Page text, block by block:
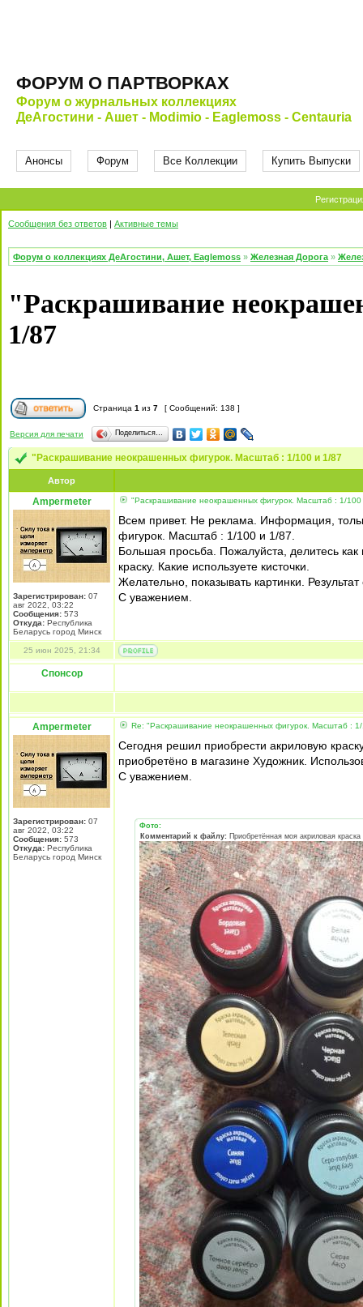
ФОРУМ О ПАРТВОРКАХ
Форум о журнальных коллекциях
ДеАгостини - Ашет - Modimio - Eaglemoss - Centauria
Анонсы Форум Все Коллекции Купить Выпуски
Сообщения без ответов | Активные темы
Форум о коллекциях ДеАгостини, Ашет, Eaglemoss » Железная Дорога »
"Раскрашивание
1/87
Страница 1 из 7 [ Сообщений: 138 ]
Версия для печати Поделиться…
"Раскрашивание неокрашенных фигурок. Масштаб : 1/100 и 1/87
Автор
Ampermeter
Зарегистрирован: 07
авг 2022, 03:22
Сообщения: 573
Откуда: Республика
Беларусь город Минск
"Раскрашивание неокрашенных фигурок. Масштаб : 1/
Всем привет. Не реклама. Информация,
фигурок. Масштаб : 1/100 и 1/87.
Большая просьба. Пожалуйста, делитесь
краску. Какие используете кисточки.
Желательно, показывать картинки. Результат
С уважением.
25 июн 2025, 21:34
Спонсор
Ampermeter
Зарегистрирован: 07
авг 2022, 03:22
Сообщения: 573
Откуда: Республика
Беларусь город Минск
Re: "Раскрашивание неокрашенных фигурок. Масштаб :
Сегодня решил приобрести акриловую
приобретёно в магазине Художник.
С уважением.
Фото:
Комментарий к файлу: Приобретённая моя акриловая